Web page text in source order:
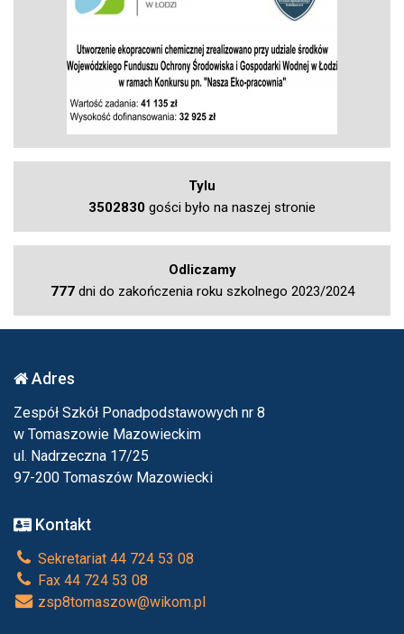
Tylu
3502830 gości było na naszej stronie
Odliczamy
777dni do zakończenia roku szkolnego 2023/2024
Adres
Zespół Szkół Ponadpodstawowych nr 8
w Tomaszowie Mazowieckim
ul. Nadrzeczna 17/25
97-200 Tomaszów Mazowiecki
Kontakt
Sekretariat 44 724 53 08
Fax 44 724 53 08
zsp8tomaszow@wikom.pl